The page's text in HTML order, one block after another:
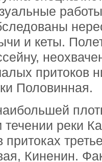
и кеты.
притоков
Половинная.
течении реки
Киненин.